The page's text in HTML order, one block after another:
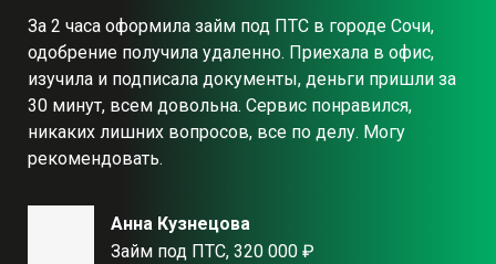
За 2 часа оформила займ под ПТС в городе Сочи,
одобрение получила удаленно. Приехала в офис,
изучила и подписала документы, деньги пришли за
30 минут, всем довольна. Сервис понравился,
никаких лишних вопросов, все по делу. Могу
рекомендовать.
Анна Кузнецова
Займ под ПТС, 320 000 ₽